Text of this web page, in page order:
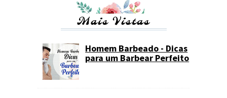
Mais Vistas
Homem Barbeado - Dicas
para um Barbear Perfeito